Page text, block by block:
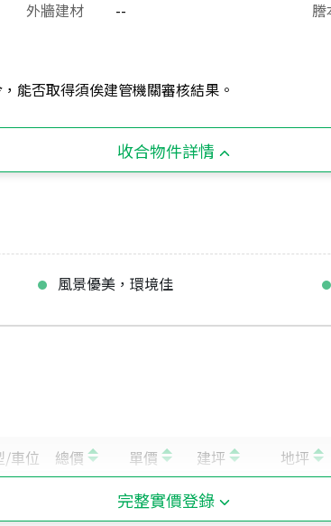
外牆建材 -- 謄
能否取得須俟建管機關審核結果。
收合物件詳情
風景優美，環境佳
完整實價登錄